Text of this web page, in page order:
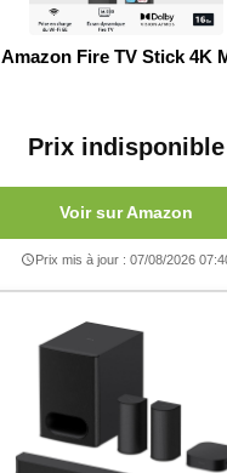
Amazon Fire TV Stick 4K
Prix indisponible
Voir sur Amazon
Prix mis à jour : 07/08/2026